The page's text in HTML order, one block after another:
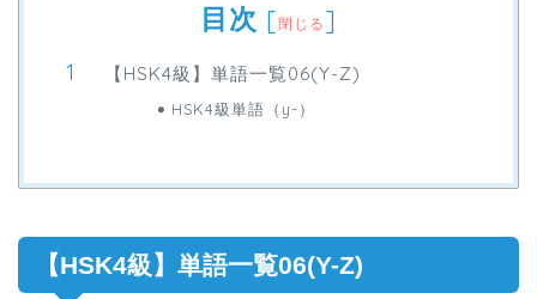
目次 [ 閉じる ]
【HSK4級】単語一覧06(Y-Z)
HSK4級単語（y-）
【HSK4級】単語一覧06(Y-Z)